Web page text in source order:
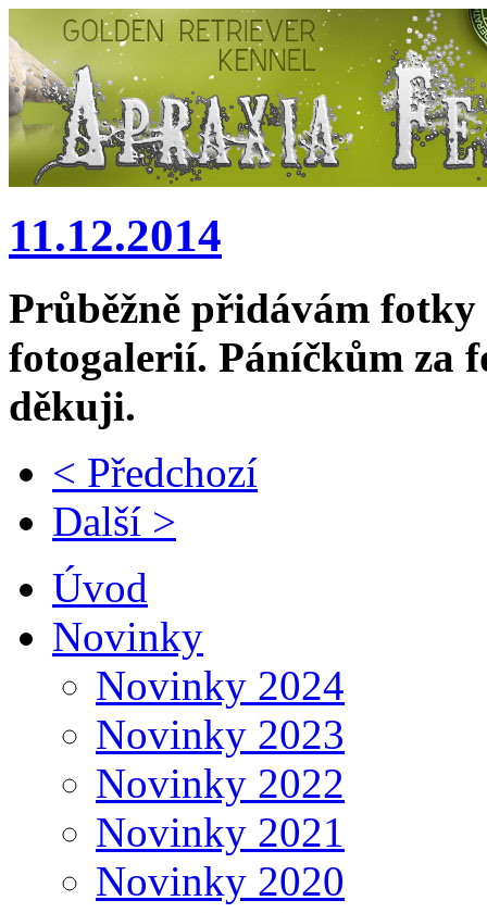
11.12.2014
Průběžně přidávám
fotogalerií. Páníčkům za
děkuji.
< Předchozí
Další >
Úvod
Novinky
Novinky 2024
Novinky 2023
Novinky 2022
Novinky 2021
Novinky 2020